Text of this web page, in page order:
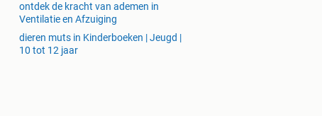
ontdek de kracht van ademen in
Ventilatie en Afzuiging
dieren muts in Kinderboeken | Jeugd |
10 tot 12 jaar